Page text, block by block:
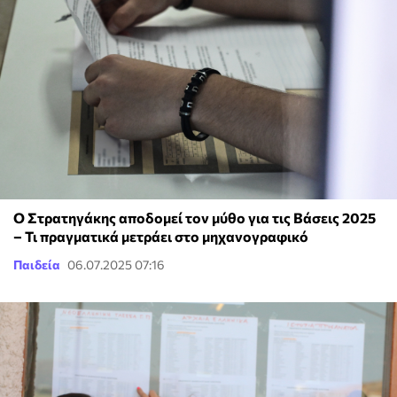
Ο Στρατηγάκης αποδομεί τον μύθο για τις Βάσεις 2025
– Τι πραγματικά μετράει στο μηχανογραφικό
Παιδεία 06.07.2025 07:16